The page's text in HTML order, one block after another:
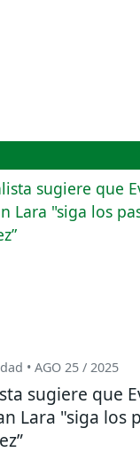
• AGO 25 / 2025
sugiere que
Lara "siga los